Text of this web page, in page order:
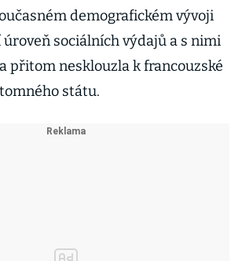
demografickém vývoji
sociálních výdajů a s nimi
přitom nesklouzla k francouzské
státu.